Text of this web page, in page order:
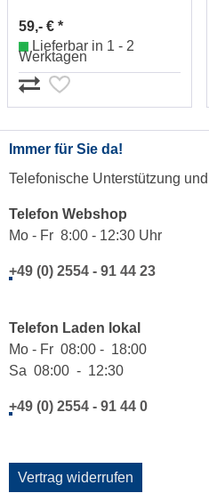
59,- € *
Lieferbar in 1 - 2
Werktagen
Immer für Sie da!
Telefonische Unterstützung
Telefon Webshop
Mo - Fr 8:00 - 12:30 Uhr
+49 (0) 2554 - 91 44 23
Telefon Laden lokal
Mo - Fr 08:00 - 18:00
Sa 08:00 - 12:30
+49 (0) 2554 - 91 44 0
Vertrag widerrufen